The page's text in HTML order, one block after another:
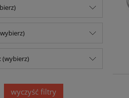
(wybierz)
wyczyść filtry